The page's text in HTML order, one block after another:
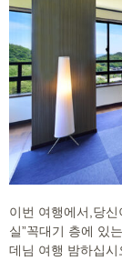
이번 여행에서,당
실”꼭대기 층에 있
데님 여행 밤하십시